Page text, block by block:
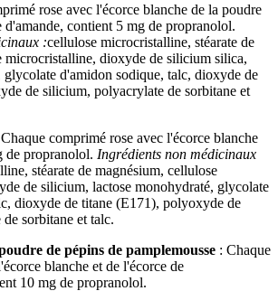
rose avec l'écorce blanche de la poudre
d'amande, contient 5 mg de propranolol.
:cellulose microcristalline, stéarate de
microcristalline, dioxyde de silicium silica,
glycolate d'amidon sodique, talc, dioxyde de
de silicium, polyacrylate de sorbitane et
comprimé rose avec l'écorce blanche
de propranolol. Ingrédients non médicinaux
stéarate de magnésium, cellulose
de silicium, lactose monohydraté, glycolate
dioxyde de titane (E171), polyoxyde de
sorbitane et talc.
de pépins de pamplemousse : Chaque
blanche et de l'écorce de
10 mg de propranolol.